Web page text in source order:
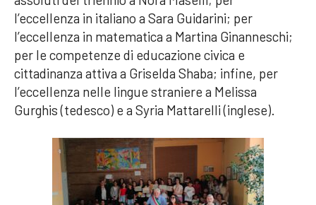
l’eccellenza in italiano a Sara Guidarini; per
l’eccellenza in matematica a Martina Ginanneschi;
per le competenze di educazione civica e
cittadinanza attiva a Griselda Shaba; infine, per
l’eccellenza nelle lingue straniere a Melissa
Gurghis (tedesco) e a Syria Mattarelli (inglese).